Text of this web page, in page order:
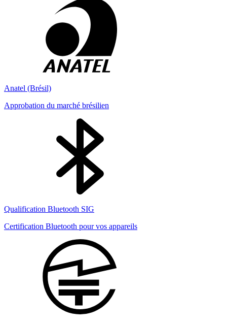
Anatel (Brésil)
Approbation du marché brésilien
Qualification Bluetooth SIG
Certification Bluetooth pour vos appareils